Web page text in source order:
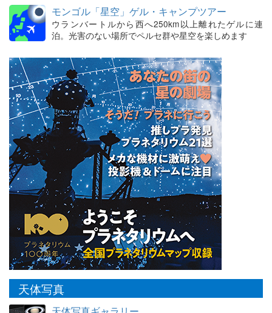
モンゴル「星空」ゲル・キャンプツアー
ウランバートルから西へ250km以上離れたゲルに連
泊。光害のない場所でペルセ群や星空を楽しめます
天体写真